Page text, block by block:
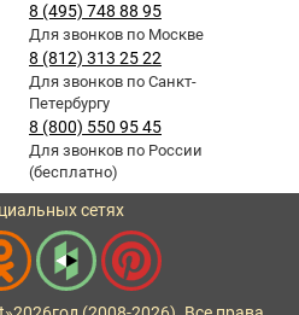
8 (495) 748 88 95
Для звонков по Москве
8 (812) 313 25 22
Для звонков по Санкт-
Петербургу
8 (800) 550 95 45
Для звонков по России
(бесплатно)
сетях